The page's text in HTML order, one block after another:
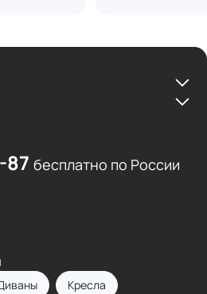
87 бесплатно по России
Кресла